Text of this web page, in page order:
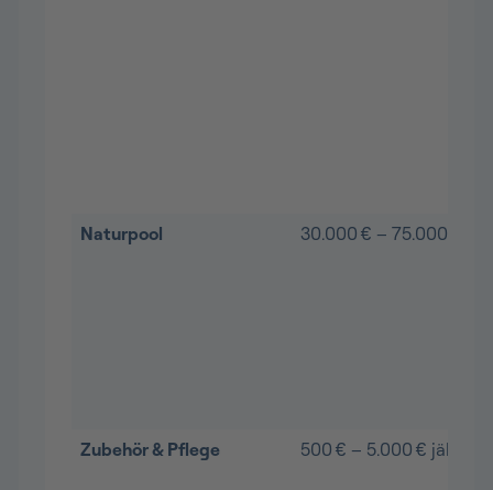
Naturpool 30.000 € – 75.000 €
Zubehör & Pflege 500 € – 5.000 € jährlich